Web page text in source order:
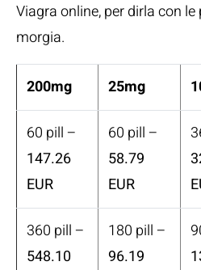
Viagra online, per dirla con
morgia.
200mg 25mg
60 pill –
147.26
EUR
60 pill –
58.79
EUR
360 pill –
548.10
180 pill –
96.19